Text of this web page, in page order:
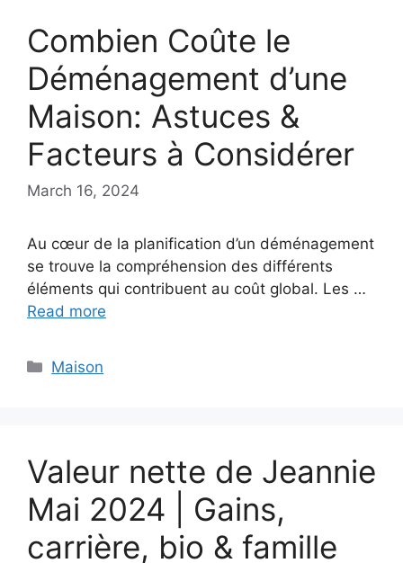
Combien Coûte le
Déménagement d’une
Maison: Astuces &
Facteurs à Considérer
March 16, 2024
Au cœur de la planification d’un déménagement
se trouve la compréhension des différents
éléments qui contribuent au coût global. Les …
Read more
Categories
Maison
Valeur nette de Jeannie
Mai 2024 | Gains,
carrière, bio & famille